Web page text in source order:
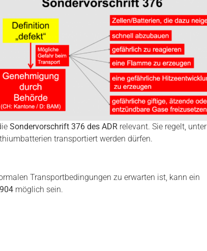
Sondervorschrift 376 des ADR relevant. Sie regelt, unter
transportiert werden dürfen.
Transportbedingungen zu erwarten ist, kann ein
möglich sein.